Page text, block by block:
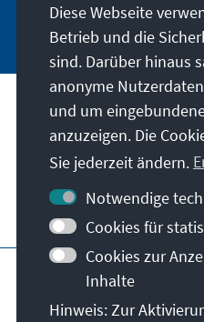
Jetzt
Unser Auftrag
Kontakt
Weitere Angebote der
Impressum
Erklärung zur
Diese Webseite
Betrieb und die
sind. Darüber hinaus
anonyme
und um
anzuzeigen. Die
Sie jederzeit ändern.
Notwendige
Cookies für
Cookies zur
Inhalte
Hinweis: Zur